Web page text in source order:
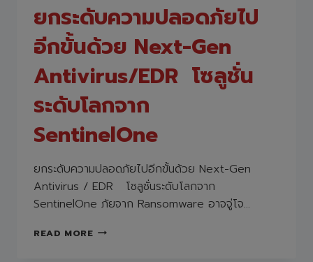
ความ
ปลอดภัย
เครือ
ข่าย
มาตรฐาน
โลก
ยกระดับความปลอดภัยไป
อีกขั้นด้วย Next-Gen
Antivirus/EDR โซลูชั่น
ระดับโลกจาก
SentinelOne
ยกระดับความปลอดภัยไปอีกขั้นด้วย Next-Gen
Antivirus / EDR โซลูชั่นระดับโลกจาก
SentinelOne ภัยจาก Ransomware อาจจู่โจ…
READ MOREยก